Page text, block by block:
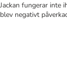
Jackan fungerar inte
blev negativt